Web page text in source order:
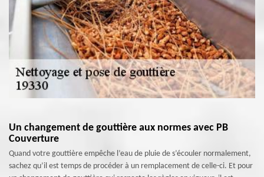
Un changement de gouttière aux normes avec PB
Couverture
Quand votre gouttière empêche l’eau de pluie de s’écouler normalement,
sachez qu’il est temps de procéder à un remplacement de celle-ci. Et pour